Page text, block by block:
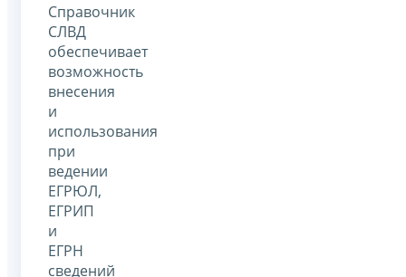
Справочник
СЛВД
обеспечивает
возможность
внесения
и
использования
при
ведении
ЕГРЮЛ,
ЕГРИП
и
ЕГРН
сведений